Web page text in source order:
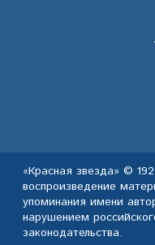
«Красная звезда» ©
воспроизведение
упоминания имени
нарушением
законодательства.